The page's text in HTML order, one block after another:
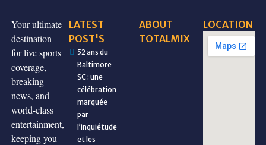
Your ultimate
destination
for live sports
coverage,
breaking
news, and
world-class
entertainment,
keeping you
LATEST
POST'S
52 ans du
Baltimore
SC : une
célébration
marquée
par
l’inquiétude
et les
ABOUT
TOTALMIX
LOCATION